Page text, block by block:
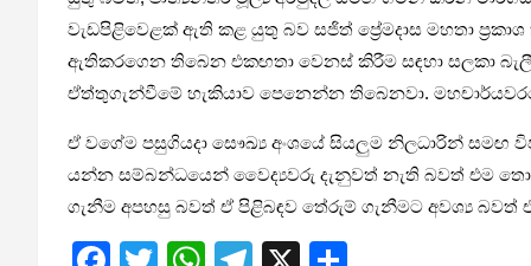
වැඩපිළිවෙළක් ඇති කළ යුතු බව සජිත් ප්‍රේමදාස මහතා
ඇතිකරගෙන තිබෙන එකඟතා වෙනස් කිරීම සඳහා සලකා
ඒත්තුගැන්වීමේ හැකියාව පෙනෙන්න තිබෙනවා.
ඒ වගේම පසුගියදා සෞඛ්‍ය අංශයේ සියලුම නිලධාරින් සමඟ
යන්න සම්බන්ධයෙන් වෛද්‍යවරු දැනුවත් නැති බවත් එම
ගැනීම අපහසු බවත් ඒ පිළිබඳව තේරුම් ගැනීමට අවශ්‍ය බවත්